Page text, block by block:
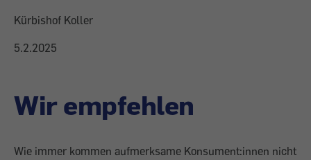
Kürbishof Koller
5.2.2025
Wir empfehlen
Wie immer kommen aufmerksame Konsument:innen nicht